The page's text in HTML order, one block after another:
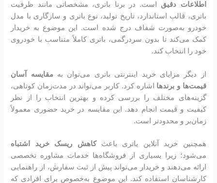
اطلاعات دقیق است. در برنا باتری، مشخصاتی مانند ظرفیت
باتری، قالب استاندارد، تاریخ تولید، نوع باتری و سازگاری با مدل
خودرو به‌صورت شفاف درج شده است. این موضوع به خریدار
کمک می‌کند تا بدون سردرگمی، باتری کاملاً متناسب با خودروی
خود را انتخاب کند.
از دیگر مزایای خرید اینترنتی باتری می‌توان بهمقایسه آسان
قیمت‌ها و برندها اشاره کرد. کاربر می‌تواند در مدت‌زمان کوتاهی،
گزینه‌های مختلف را بررسی کرده و بهترین انتخاب را از نظر
کیفیت و قیمت انجام دهد. این مقایسه در خرید حضوری معمولاً
زمان‌بر و محدودتر است.
همچنین خرید آنلاین باتری باعثکاهش ریسک خرید اشتباه
می‌شود؛ زیرا بسیاری از فروشگاه‌ها خدمات مشاوره تخصصی
ارائه می‌دهند و خریدار می‌تواند پیش از ثبت سفارش، از راهنمایی
کارشناسان استفاده کند. این موضوع به‌خصوص برای افرادی که